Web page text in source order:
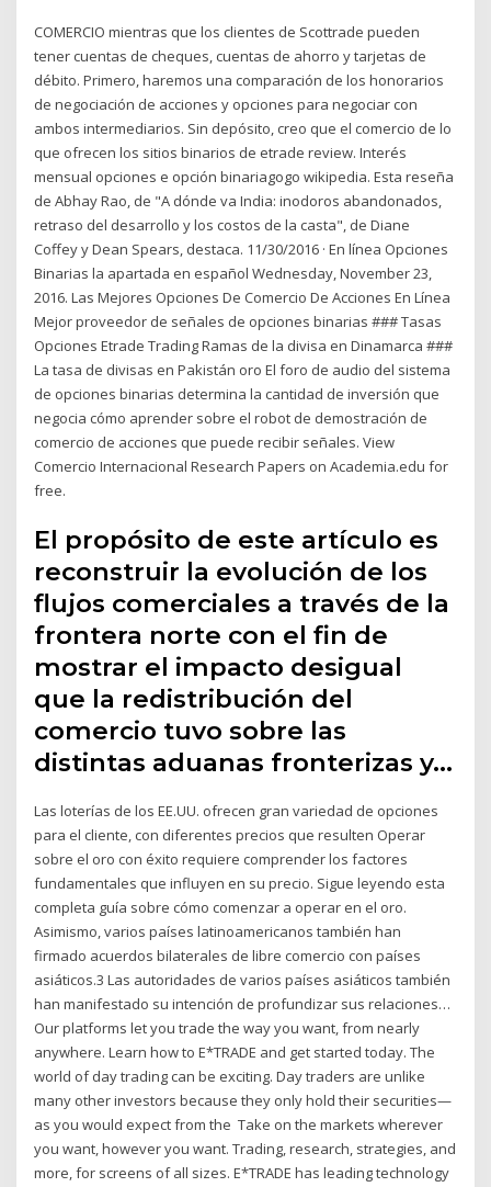
COMERCIO mientras que los clientes de Scottrade pueden
tener cuentas de cheques, cuentas de ahorro y tarjetas de
débito. Primero, haremos una comparación de los honorarios
de negociación de acciones y opciones para negociar con
ambos intermediarios. Sin depósito, creo que el comercio de lo
que ofrecen los sitios binarios de etrade review. Interés
mensual opciones e opción binariagogo wikipedia. Esta reseña
de Abhay Rao, de "A dónde va India: inodoros abandonados,
retraso del desarrollo y los costos de la casta", de Diane
Coffey y Dean Spears, destaca. 11/30/2016 · En línea Opciones
Binarias la apartada en español Wednesday, November 23,
2016. Las Mejores Opciones De Comercio De Acciones En Línea
Mejor proveedor de señales de opciones binarias ### Tasas
Opciones Etrade Trading Ramas de la divisa en Dinamarca ###
La tasa de divisas en Pakistán oro El foro de audio del sistema
de opciones binarias determina la cantidad de inversión que
negocia cómo aprender sobre el robot de demostración de
comercio de acciones que puede recibir señales. View
Comercio Internacional Research Papers on Academia.edu for
free.
El propósito de este artículo es
reconstruir la evolución de los
flujos comerciales a través de la
frontera norte con el fin de
mostrar el impacto desigual
que la redistribución del
comercio tuvo sobre las
distintas aduanas fronterizas y…
Las loterías de los EE.UU. ofrecen gran variedad de opciones
para el cliente, con diferentes precios que resulten Operar
sobre el oro con éxito requiere comprender los factores
fundamentales que influyen en su precio. Sigue leyendo esta
completa guía sobre cómo comenzar a operar en el oro.
Asimismo, varios países latinoamericanos también han
firmado acuerdos bilaterales de libre comercio con países
asiáticos.3 Las autoridades de varios países asiáticos también
han manifestado su intención de profundizar sus relaciones…
Our platforms let you trade the way you want, from nearly
anywhere. Learn how to E*TRADE and get started today. The
world of day trading can be exciting. Day traders are unlike
many other investors because they only hold their securities—
as you would expect from the Take on the markets wherever
you want, however you want. Trading, research, strategies, and
more, for screens of all sizes. E*TRADE has leading technology